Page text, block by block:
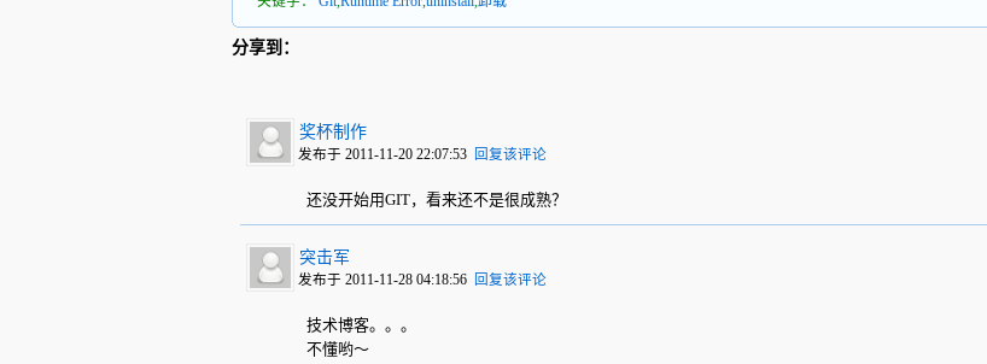
分享到：
奖杯制作
发布于 2011-11-20 22:07:53 回复该评论
还没开始用GIT，看来还不是很成熟？
突击军
发布于 2011-11-28 04:18:56 回复该评论
技术博客。。。
不懂哟～